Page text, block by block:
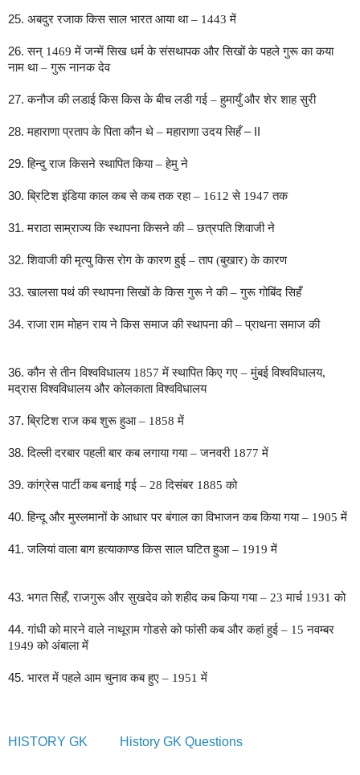
25. अबदुर रजाक किस साल भारत आया था – 1443 में
26.सन् 1469 में जन्में सिख धर्म के संसथापक और सिखों के पहले गुरू का कया
नाम था – गुरू नानक देव
27.कनौज की लडाई किस किस के बीच लडी गई – हुमायुँ और शेर शाह सुरी
28.महाराणा प्रताप के पिता कौन थे – महाराणा उदय सिहँ– II
29.हिन्दु राज किसने स्थापित किया – हेमु ने
30. ब्रिटिश इंडिया काल कब से कब तक रहा – 1612 से 1947 तक
31.मराठा साम्राज्य कि स्थापना किसने की – छत्रपति शिवाजी ने
32.शिवाजी की मृत्यु किस रोग के कारण हुई – ताप (बुखार) के कारण
33.खालसा पथं की स्थापना सिखों के किस गुरू ने की – गुरू गोबिंद सिहँ
34.राजा राम मोहन राय ने किस समाज की स्थापना की – प्राथना समाज की
36.कौन से तीन विश्वविधालय 1857 में स्थापित किए गए – मुंबई विश्वविधालय,
मद्रास विश्वविधालय और कोलकाता विश्वविधालय
37.ब्रिटिश राज कब शुरू हुआ – 1858 में
38.दिल्ली दरबार पहली बार कब लगाया गया – जनवरी 1877 में
39.कांग्रेस पार्टी कब बनाई गई – 28 दिसंबर 1885 को
40. हिन्दू और मुस्लमानों के आधार पर बंगाल का विभाजन कब किया गया – 1905 में
41.जलियां वाला बाग हत्याकाण्ड किस साल घटित हुआ – 1919 में
43. भगत सिहँ, राजगुरू और सुखदेव को शहीद कब किया गया – 23 मार्च 1931 को
44.गांधी को मारने वाले नाथूराम गोडसे को फांसी कब और कहां हुई – 15 नवम्बर
1949 को अंबाला में
45. भारत में पहले आम चुनाव कब हुए – 1951 में
HISTORY GK History GK Questions